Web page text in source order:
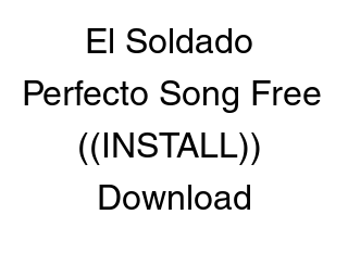
El Soldado
Perfecto Song Free
((INSTALL))
Download